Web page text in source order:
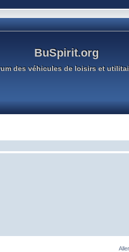
BuSpirit.org
des véhicules de loisirs et